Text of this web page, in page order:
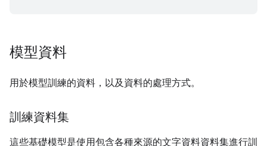
模型資料
用於模型訓練的資料，以及資料的處理方式。
訓練資料集
這些基礎模型是使用包含各種來源的文字資料資料集進行訓